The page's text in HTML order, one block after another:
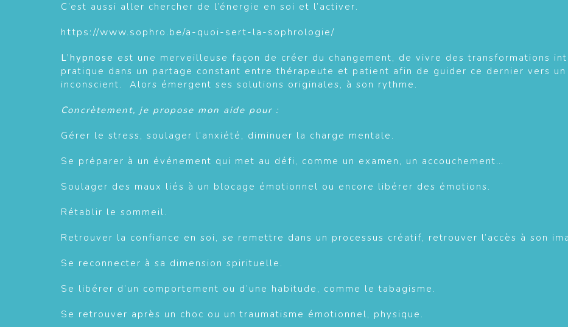
C’est aussi aller chercher de l’énergie en soi et l’activer.
https://www.sophro.be/a-quoi-sert-la-sophrologie/
L’hypnose est une merveilleuse façon de créer du changement, de vivre des transformations
pratique dans un partage constant entre thérapeute et patient afin de guider ce dernier vers
inconscient.
Alors émergent ses solutions originales, à son rythme.
Concrètement, je propose mon aide pour :
Gérer le stress, soulager l’anxiété, diminuer la charge mentale.
Se préparer à un événement qui met au défi, comme un examen, un accouchement…
Soulager des maux liés à un blocage émotionnel ou encore libérer des émotions.
Rétablir le sommeil.
Retrouver la confiance en soi, se remettre dans un processus créatif, retrouver l’accès à son
Se reconnecter à sa dimension spirituelle.
Se libérer d’un comportement ou d’une habitude, comme le tabagisme.
Se retrouver après un choc ou un traumatisme émotionnel, physique.